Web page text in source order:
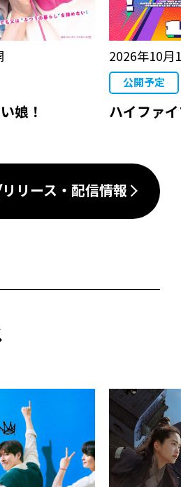
娘！
2026年10月
公開予定
ハイファ
リース・配信情報